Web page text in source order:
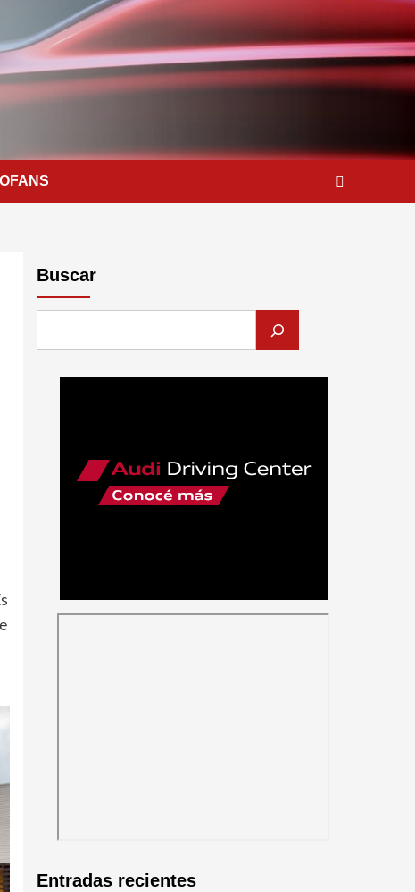
Buscar
Entradas recientes